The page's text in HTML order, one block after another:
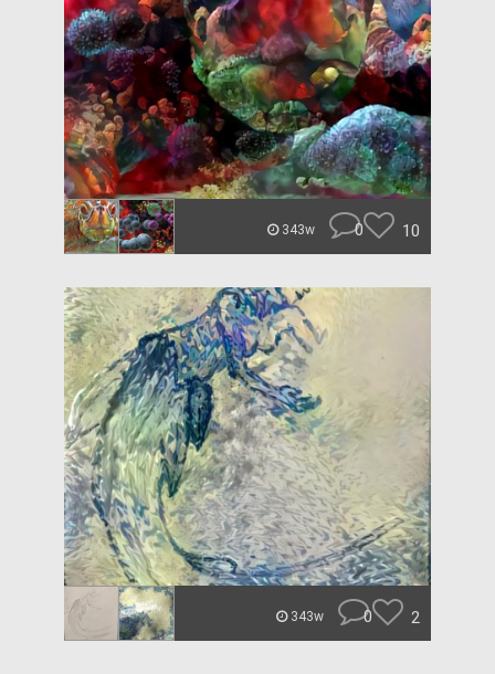
343w 0 10
343w 0 2